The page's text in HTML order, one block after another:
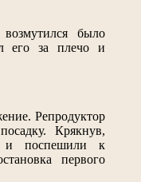
было
его за плечо и
Репродуктор
Крякнув,
и поспешили к
первого